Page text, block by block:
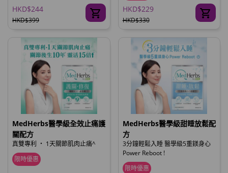
HKD$244
HKD$399
HKD$229
HKD$330
MedHerbs醫學級全效止痛護
關配方
真雙專利 ‧ 1天關節肌肉止痛^
限時優惠
MedHerbs醫學級甜睡放鬆配
方
3分鐘輕鬆入睡 醫學級5重鎂身心
Power Reboot !
限時優惠